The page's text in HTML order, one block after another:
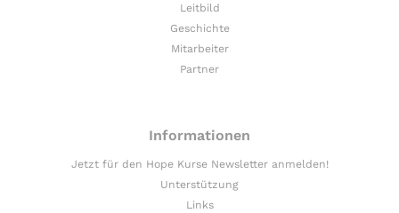
Leitbild
Geschichte
Mitarbeiter
Partner
Informationen
Jetzt für den Hope Kurse Newsletter anmelden!
Unterstützung
Links